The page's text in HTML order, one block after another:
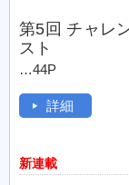
第5回 チャレ
スト
…44P
詳細
新連載